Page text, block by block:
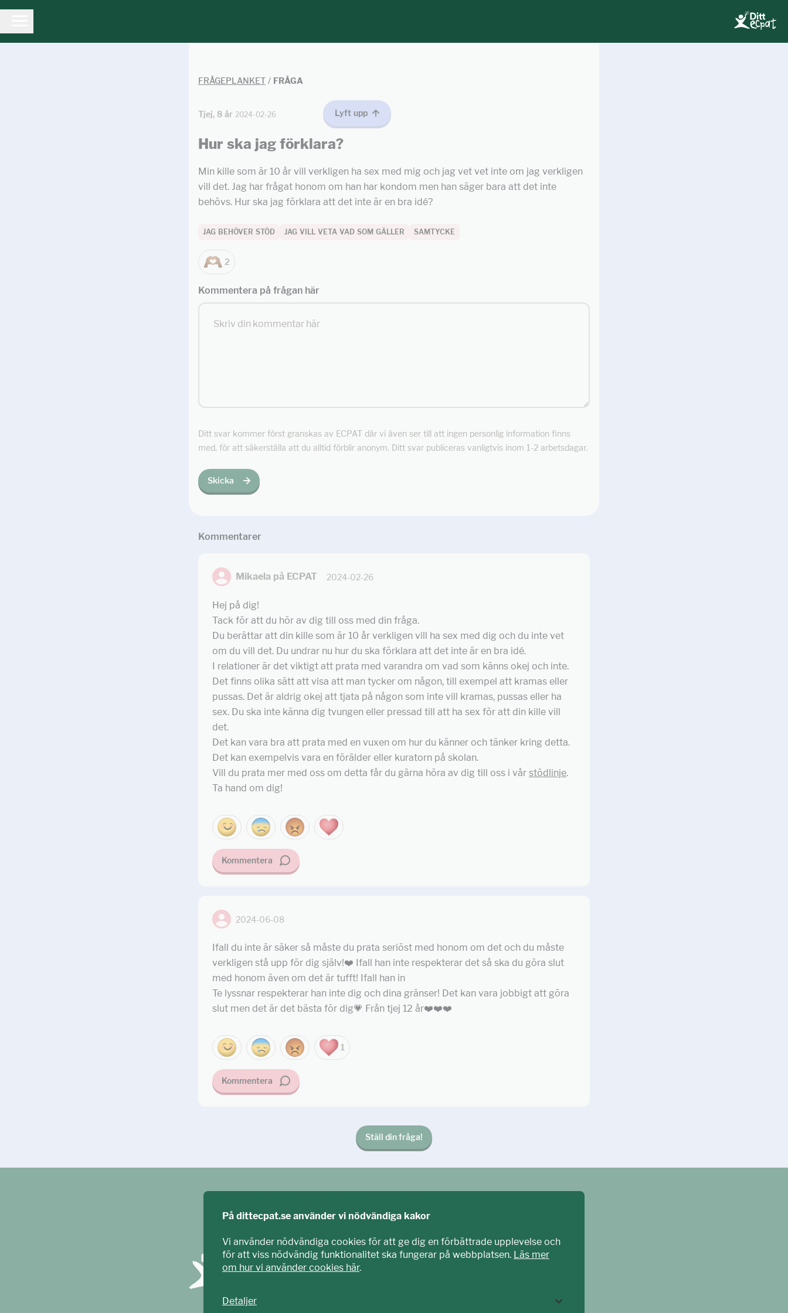
FRÅGEPLANKET / FRÅGA
Tjej, 8 år 2024-02-26 Lyft upp
Hur ska jag förklara?
Min kille som är 10 år vill verkligen ha sex med mig och jag vet vet inte om jag verkligen
vill det. Jag har frågat honom om han har kondom men han säger bara att det inte
behövs. Hur ska jag förklara att det inte är en bra idé?
JAG BEHÖVER STÖD JAG VILL VETA VAD SOM GÄLLER SAMTYCKE
2
Kommentera på frågan här
Ditt svar kommer först granskas av ECPAT där vi även ser till att ingen personlig information finns
med, för att säkerställa att du alltid förblir anonym. Ditt svar publiceras vanligtvis inom 1-2 arbetsdagar.
Skicka
Kommentarer
Mikaela på ECPAT 2024-02-26
Hej på dig!
Tack för att du hör av dig till oss med din fråga.
Du berättar att din kille som är 10 år verkligen vill ha sex med dig och du inte vet
om du vill det. Du undrar nu hur du ska förklara att det inte är en bra idé.
I relationer är det viktigt att prata med varandra om vad som känns okej och inte.
Det finns olika sätt att visa att man tycker om någon, till exempel att kramas eller
pussas. Det är aldrig okej att tjata på någon som inte vill kramas, pussas eller ha
sex. Du ska inte känna dig tvungen eller pressad till att ha sex för att din kille vill
det.
Det kan vara bra att prata med en vuxen om hur du känner och tänker kring detta.
Det kan exempelvis vara en förälder eller kuratorn på skolan.
Vill du prata mer med oss om detta får du gärna höra av dig till oss i vår stödlinje.
Ta hand om dig!
Kommentera
2024-06-08
Ifall du inte är säker så måste du prata seriöst med honom om det och du måste
verkligen stå upp för dig själv!❤️ Ifall han inte respekterar det så ska du göra slut
med honom även om det är tufft! Ifall han in
Te lyssnar respekterar han inte dig och dina gränser! Det kan vara jobbigt att göra
slut men det är det bästa för dig💗 Från tjej 12 år❤️❤️❤️
1
Kommentera
Ställ din fråga!
På dittecpat.se använder vi nödvändiga kakor
Vi använder nödvändiga cookies för att ge dig en förbättrade upplevelse och
för att viss nödvändig funktionalitet ska fungerar på webbplatsen. Läs mer
om hur vi använder cookies här.
Detaljer